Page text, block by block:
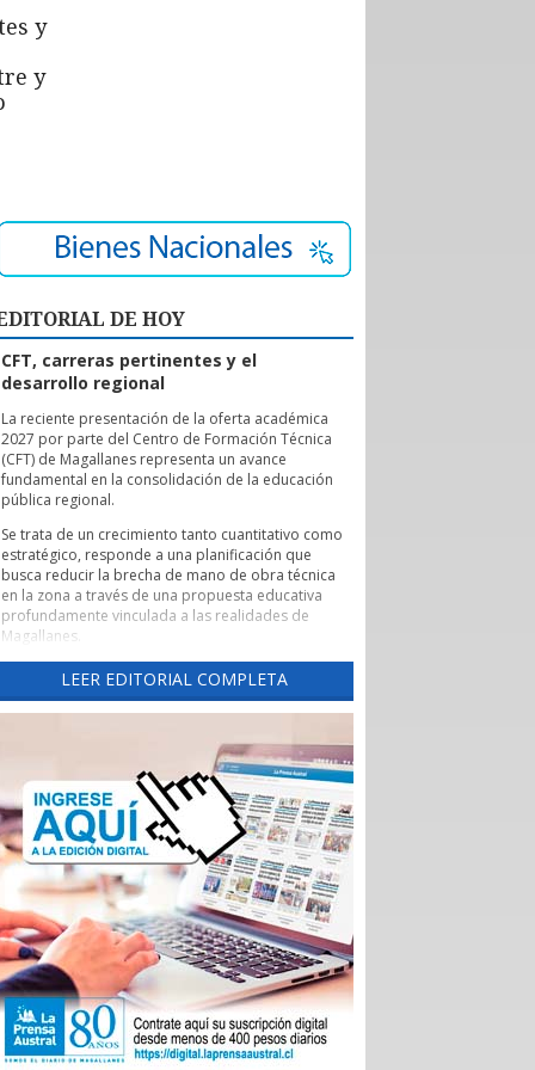
y
y
DE HOY
CFT, carreras pertinentes y el
desarrollo regional
La reciente presentación de la oferta académica
2027 por parte del Centro de Formación Técnica
(CFT) de Magallanes representa un avance
fundamental en la consolidación de la educación
pública regional.
Se trata de un crecimiento tanto cuantitativo como
estratégico, responde a una planificación que
busca reducir la brecha de mano de obra técnica
en la zona a través de una propuesta educativa
profundamente vinculada a las realidades de
Magallanes.
Evaluación de pertinencia y conexión con el sector
productivo forman parte de uno de los pilares de
esta nueva etapa. Según lo explicado por la
necesidades reales de los sectores productivos y
de servicios de la región, asegurando que los
egresados cuenten con una inserción laboral
efectiva y que la formación no derive en una
saturación del mercado, sino en una respuesta a
demandas insatisfechas. Carreras como
Instrumentación y Control de Procesos Industriales
y Logística con mención en Operaciones
Portuarias, que se impartirán tanto en la capital
regional como en Puerto Natales, son ejemplos
claros de formación técnica orientada a los
desafíos productivos actuales.
También cabe destacar la expansión territorial,
con las nuevas sedes en Punta Arenas y Puerto
Natales.
LEER EDITORIAL COMPLETA